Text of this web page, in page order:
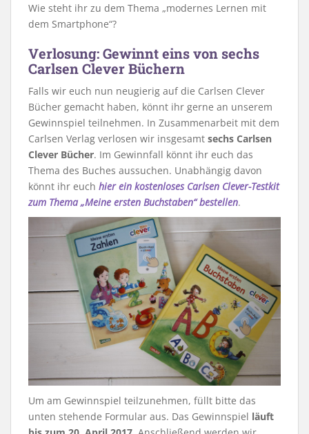
Wie steht ihr zu dem Thema „modernes Lernen mit
dem Smartphone“?
Verlosung: Gewinnt eins von sechs
Carlsen Clever Büchern
Falls wir euch nun neugierig auf die Carlsen Clever
Bücher gemacht haben, könnt ihr gerne an unserem
Gewinnspiel teilnehmen. In Zusammenarbeit mit dem
Carlsen Verlag verlosen wir insgesamt sechs Carlsen
Clever Bücher. Im Gewinnfall könnt ihr euch das
Thema des Buches aussuchen. Unabhängig davon
könnt ihr euch hier ein kostenloses Carlsen Clever-Testkit
zum Thema „Meine ersten Buchstaben“ bestellen.
Um am Gewinnspiel teilzunehmen, füllt bitte das
unten stehende Formular aus. Das Gewinnspiel läuft